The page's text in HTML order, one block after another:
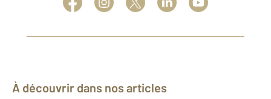
À découvrir dans nos articles